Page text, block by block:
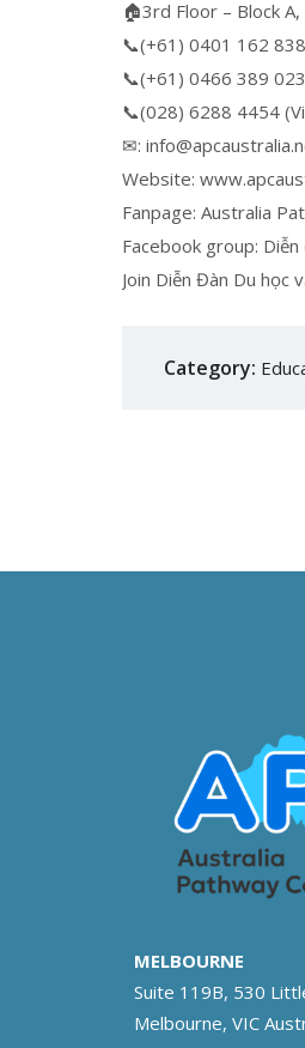
🏠3rd Floor – Block
📞(+61) 0401 162
📞(+61) 0466 389
📞(028) 6288 4454
✉:
Website:
Fanpage: Australia
Facebook group:
Join Diễn Đàn Du học
Category:
MELBOURNE
Suite 119B, 530
Melbourne, VIC